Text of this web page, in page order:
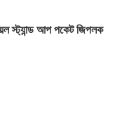
স্ট্যান্ড আপ পকেট জিপলক